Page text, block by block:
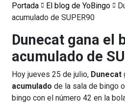
Portada El blog de YoBingo
acumulado de SUPER90
Dunecat gana el
acumulado de
Hoy jueves 25 de julio, Dunecat
acumulado de la sala de bingo
bingo con el número 42 en la